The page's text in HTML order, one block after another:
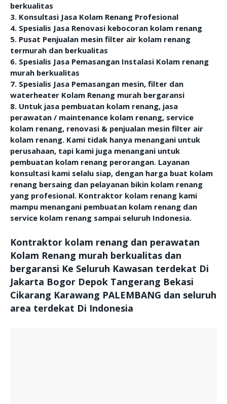
berkualitas
3. Konsultasi Jasa Kolam Renang Profesional
4. Spesialis Jasa Renovasi kebocoran kolam renang
5. Pusat Penjualan mesin filter air kolam renang
termurah dan berkualitas
6. Spesialis Jasa Pemasangan Instalasi Kolam renang
murah berkualitas
7. Spesialis Jasa Pemasangan mesin, filter dan
waterheater Kolam Renang murah bergaransi
8. Untuk jasa pembuatan kolam renang, jasa
perawatan / maintenance kolam renang, service
kolam renang, renovasi & penjualan mesin filter air
kolam renang. Kami tidak hanya menangani untuk
perusahaan, tapi kami juga menangani untuk
pembuatan kolam renang perorangan. Layanan
konsultasi kami selalu siap, dengan harga buat kolam
renang bersaing dan pelayanan bikin kolam renang
yang profesional. Kontraktor kolam renang kami
mampu menangani pembuatan kolam renang dan
service kolam renang sampai seluruh Indonesia.
Kontraktor kolam renang dan perawatan
Kolam Renang murah berkualitas dan
bergaransi Ke Seluruh Kawasan terdekat Di
Jakarta Bogor Depok Tangerang Bekasi
Cikarang Karawang PALEMBANG dan seluruh
area terdekat Di Indonesia